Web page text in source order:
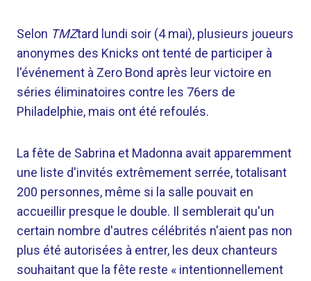
Selon TMZtard lundi soir (4 mai), plusieurs joueurs
anonymes des Knicks ont tenté de participer à
l'événement à Zero Bond après leur victoire en
séries éliminatoires contre les 76ers de
Philadelphie, mais ont été refoulés.
La fête de Sabrina et Madonna avait apparemment
une liste d'invités extrêmement serrée, totalisant
200 personnes, même si la salle pouvait en
accueillir presque le double. Il semblerait qu'un
certain nombre d'autres célébrités n'aient pas non
plus été autorisées à entrer, les deux chanteurs
souhaitant que la fête reste « intentionnellement